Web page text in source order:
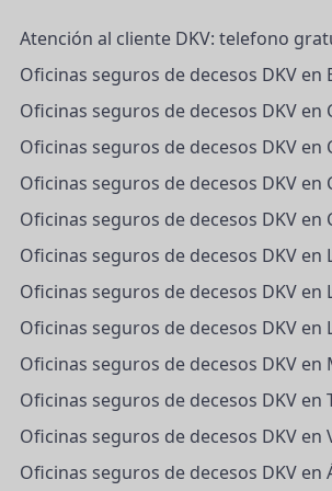
Atención al cliente DKV: telefono
Oficinas seguros de decesos DKV en
Oficinas seguros de decesos DKV en
Oficinas seguros de decesos DKV en
Oficinas seguros de decesos DKV en
Oficinas seguros de decesos DKV en
Oficinas seguros de decesos DKV en
Oficinas seguros de decesos DKV en
Oficinas seguros de decesos DKV en
Oficinas seguros de decesos DKV en
Oficinas seguros de decesos DKV en
Oficinas seguros de decesos DKV en
Oficinas seguros de decesos DKV en